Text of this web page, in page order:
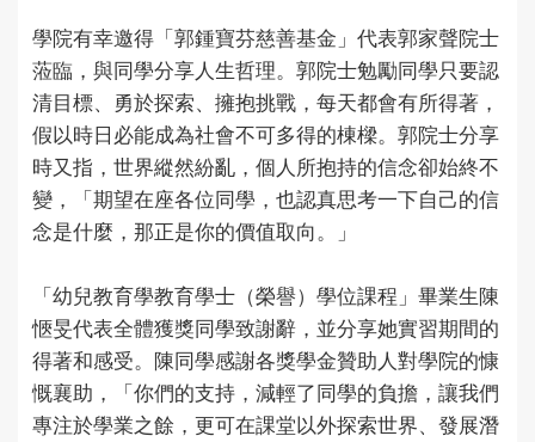
學院有幸邀得「郭鍾寶芬慈善基金」代表郭家聲院士
蒞臨，與同學分享人生哲理。郭院士勉勵同學只要認
清目標、勇於探索、擁抱挑戰，每天都會有所得著，
假以時日必能成為社會不可多得的棟樑。郭院士分享
時又指，世界縱然紛亂，個人所抱持的信念卻始終不
變，「期望在座各位同學，也認真思考一下自己的信
念是什麼，那正是你的價值取向。」
「幼兒教育學教育學士（榮譽）學位課程」畢業生陳
愜旻代表全體獲獎同學致謝辭，並分享她實習期間的
得著和感受。陳同學感謝各獎學金贊助人對學院的慷
慨襄助，「你們的支持，減輕了同學的負擔，讓我們
專注於學業之餘，更可在課堂以外探索世界、發展潛